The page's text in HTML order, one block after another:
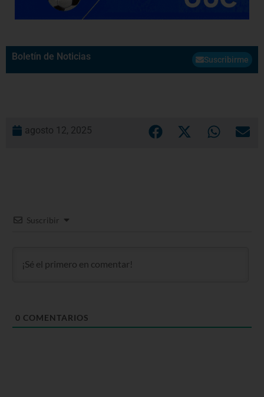
Boletín de Noticias Suscribirme
agosto 12, 2025
Suscribir
0 COMENTARIOS